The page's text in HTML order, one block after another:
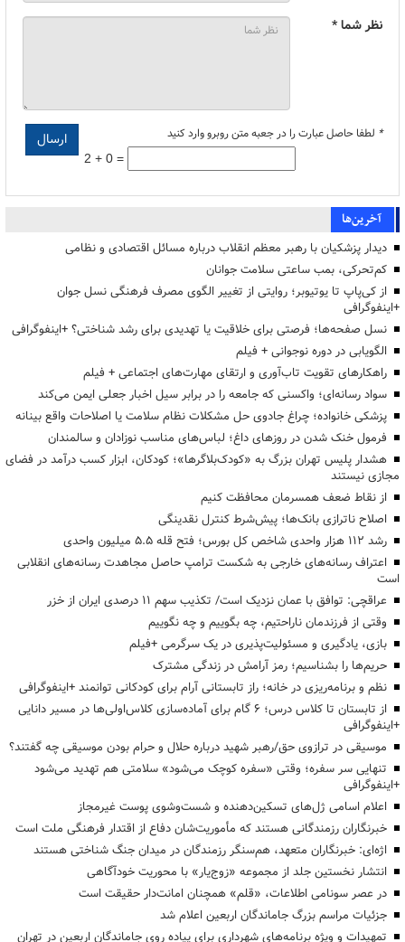
نظر شما *
* لطفا حاصل عبارت را در جعبه متن روبرو وارد کنید
2 + 0 =
آخرین‌ها
دیدار پزشکیان با رهبر معظم انقلاب درباره مسائل اقتصادی و نظامی
کم‌تحرکی، بمب ساعتی سلامت جوانان
از کی‌پاپ تا یوتیوبر؛ روایتی از تغییر الگوی مصرف فرهنگی نسل جوان
+اینفوگرافی
نسل صفحه‌ها؛ فرصتی برای خلاقیت یا تهدیدی برای رشد شناختی؟ +اینفوگرافی
الگویابی در دوره نوجوانی + فیلم
راهکارهای تقویت تاب‌آوری و ارتقای مهارت‌های اجتماعی + فیلم
سواد رسانه‌ای؛ واکسنی که جامعه را در برابر سیل اخبار جعلی ایمن می‌کند
پزشکی خانواده؛ چراغ جادوی حل مشکلات نظام سلامت یا اصلاحات واقع بینانه
فرمول خنک شدن در روزهای داغ؛ لباس‌های مناسب نوزادان و سالمندان
هشدار پلیس تهران بزرگ به «کودک‌بلاگرها»؛ کودکان، ابزار کسب درآمد در فضای
مجازی نیستند
از نقاط ضعف همسرمان محافظت کنیم
اصلاح ناترازی بانک‌ها؛ پیش‌شرط کنترل نقدینگی
رشد ۱۱۲ هزار واحدی شاخص کل بورس؛ فتح قله ۵.۵ میلیون واحدی
اعتراف رسانه‌های خارجی به شکست ترامپ حاصل مجاهدت رسانه‌های انقلابی
است
عراقچی: توافق با عمان نزدیک است/ تکذیب سهم ۱۱ درصدی ایران از خزر
وقتی از فرزندمان ناراحتیم، چه بگوییم و چه نگوییم
بازی، یادگیری و مسئولیت‌پذیری در یک سرگرمی +فیلم
حریم‌ها را بشناسیم؛ رمز آرامش در زندگی مشترک
نظم و برنامه‌ریزی در خانه؛ راز تابستانی آرام برای کودکانی توانمند +اینفوگرافی
از تابستان تا کلاس درس؛ ۶ گام برای آماده‌سازی کلاس‌اولی‌ها در مسیر دانایی
+اینفوگرافی
موسیقی در ترازوی حق/رهبر شهید درباره حلال و حرام بودن موسیقی چه گفتند؟
تنهایی سر سفره؛ وقتی «سفره کوچک می‌شود» سلامتی هم تهدید می‌شود
+اینفوگرافی
اعلام اسامی ژل‌های تسکین‌دهنده و شست‌وشوی پوست غیرمجاز
خبرنگاران رزمندگانی هستند که مأموریت‌شان دفاع از اقتدار فرهنگی ملت است
اژه‌ای: خبرنگاران متعهد، هم‌سنگر رزمندگان در میدان جنگ شناختی هستند
انتشار نخستین جلد از مجموعه «زوج‌یار» با محوریت خودآگاهی
در عصر سونامی اطلاعات، «قلم» همچنان امانت‌دار حقیقت است
جزئیات مراسم بزرگ جاماندگان اربعین اعلام شد
تمهیدات و ویژه برنامه‌های شهرداری برای پیاده روی جاماندگان اربعین در تهران